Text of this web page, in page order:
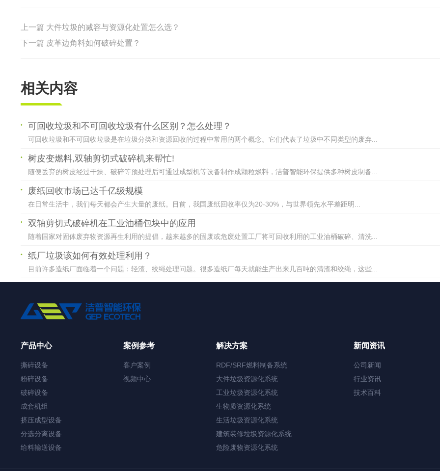
上一篇 大件垃圾的减容与资源化处置怎么选？
下一篇 皮革边角料如何破碎处置？
相关内容
可回收垃圾和不可回收垃圾有什么区别？怎么处理？
可回收垃圾和不可回收垃圾是在垃圾分类和资源回收的过程中常用的两个概念。它们代表了垃圾中不同类型的废弃...
树皮变燃料,双轴剪切式破碎机来帮忙!
随便丢弃的树皮经过干燥、破碎等预处理后可通过成型机等设备制作成颗粒燃料，洁普智能环保提供多种树皮制备...
废纸回收市场已达千亿级规模
在日常生活中，我们每天都会产生大量的废纸。目前，我国废纸回收率仅为20-30%，与世界领先水平差距明...
双轴剪切式破碎机在工业油桶包块中的应用
随着国家对固体废弃物资源再生利用的提倡，越来越多的固废或危废处置工厂将可回收利用的工业油桶破碎、清洗...
纸厂垃圾该如何有效处理利用？
目前许多造纸厂面临着一个问题：轻渣、绞绳处理问题。很多造纸厂每天就能生产出来几百吨的清渣和绞绳，这些...
产品中心
撕碎设备
粉碎设备
破碎设备
成套机组
挤压成型设备
分选分离设备
给料输送设备
案例参考
客户案例
视频中心
解决方案
RDF/SRF燃料制备系统
大件垃圾资源化系统
工业垃圾资源化系统
生物质资源化系统
生活垃圾资源化系统
建筑装修垃圾资源化系统
危险废物资源化系统
新闻资讯
公司新闻
行业资讯
技术百科